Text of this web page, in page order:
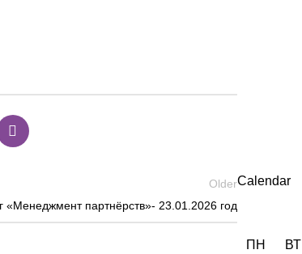
Older
«Менеджмент партнёрств»- 23.01.2026 год
Calendar
ПН ВТ